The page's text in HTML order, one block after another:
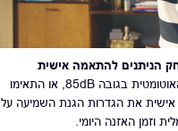
הניתנים להתאמה אישית
השתמשו במגבלת עוצמת הקול המקסימלית האוטומטית בגובה 85dB, או התאימו
אישית את הגדרות הגנת השמיעה על
וזמן האזנה היומי.